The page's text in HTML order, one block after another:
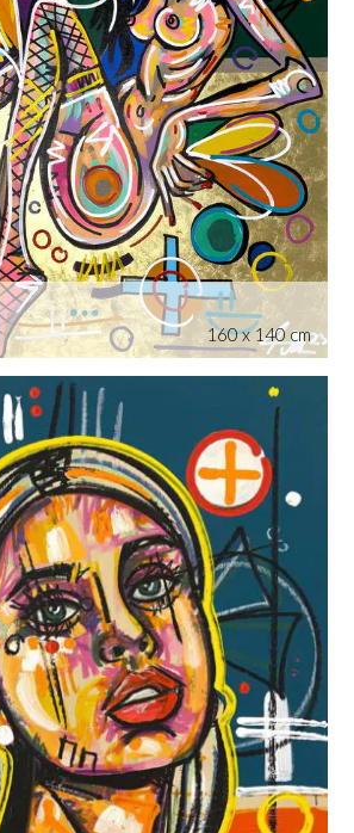
160 x 140 cm